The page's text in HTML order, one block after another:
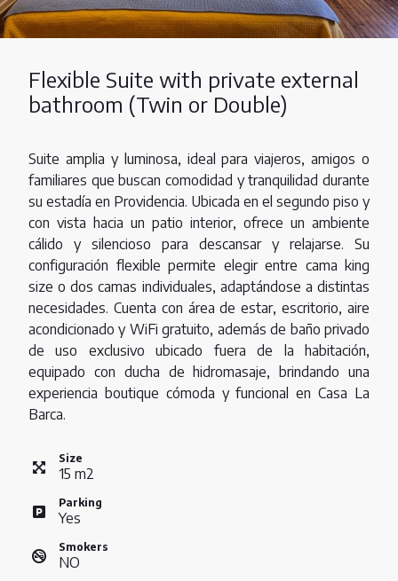
Flexible Suite with private external
bathroom (Twin or Double)
Suite amplia y luminosa, ideal para viajeros, amigos o
familiares que buscan comodidad y tranquilidad durante
su estadía en Providencia. Ubicada en el segundo piso y
con vista hacia un patio interior, ofrece un ambiente
cálido y silencioso para descansar y relajarse. Su
configuración flexible permite elegir entre cama king
size o dos camas individuales, adaptándose a distintas
necesidades. Cuenta con área de estar, escritorio, aire
acondicionado y WiFi gratuito, además de baño privado
de uso exclusivo ubicado fuera de la habitación,
equipado con ducha de hidromasaje, brindando una
experiencia boutique cómoda y funcional en Casa La
Barca.
Size
15 m2
Parking
Yes
Smokers
NO